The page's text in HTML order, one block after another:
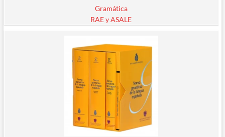
Gramática
RAE y ASALE